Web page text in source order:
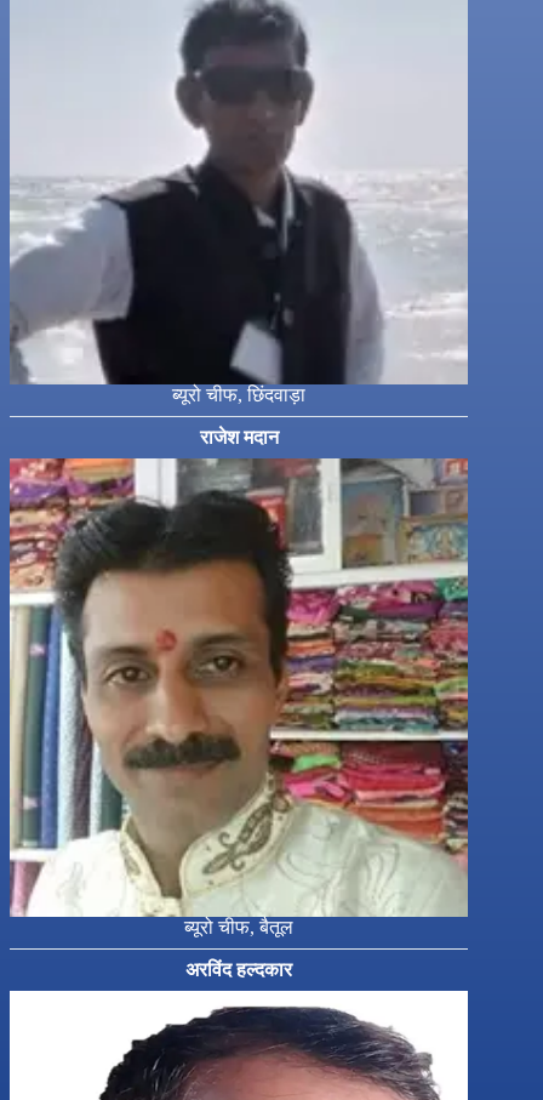
ब्यूरो चीफ, छिंदवाड़ा
राजेश मदान
ब्यूरो चीफ, बैतूल
अरविंद हल्दकार